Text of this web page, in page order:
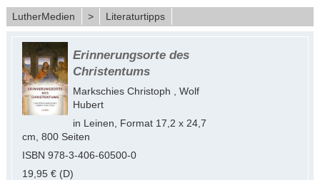
LutherMedien > Literaturtipps
Erinnerungsorte des
Christentums
Markschies Christoph , Wolf
Hubert
in Leinen, Format 17,2 x 24,7
cm, 800 Seiten
ISBN 978-3-406-60500-0
19,95 € (D)